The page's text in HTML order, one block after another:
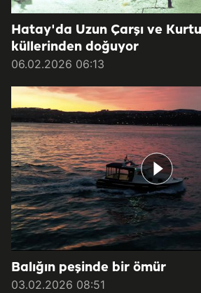
Hatay'da Uzun Çarşı ve
küllerinden doğuyor
06.02.2026 06:13
Balığın peşinde bir ömür
03.02.2026 08:51